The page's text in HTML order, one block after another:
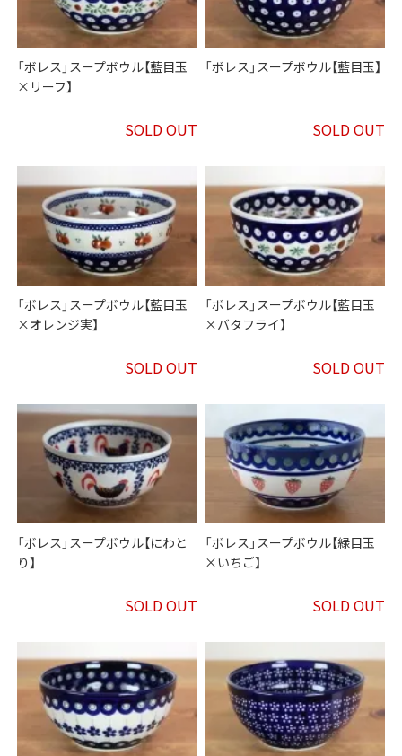
「ボレス」スープボウル【藍目玉
×リーフ】
SOLD OUT
「ボレス」スープボウル【藍目玉】
SOLD OUT
「ボレス」スープボウル【藍目玉
×オレンジ実】
SOLD OUT
「ボレス」スープボウル【藍目玉
×バタフライ】
SOLD OUT
「ボレス」スープボウル【にわと
り】
SOLD OUT
「ボレス」スープボウル【緑目玉
×いちご】
SOLD OUT